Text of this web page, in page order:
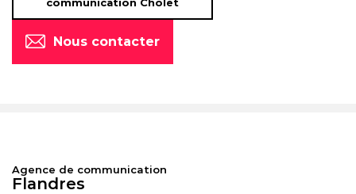
Nous contacter
Agence de communication
Flandres